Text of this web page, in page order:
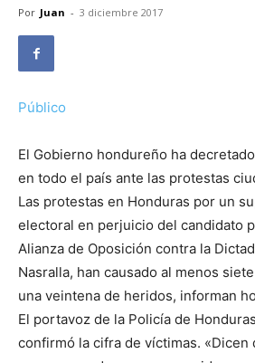
Por Juan - 3 diciembre 2017
Público
El Gobierno hondureño ha
en todo el país ante las protestas
Las protestas en Honduras por un
electoral en perjuicio del candidato
Alianza de Oposición contra la
Nasralla, han causado al menos
una veintena de heridos, informan
El portavoz de la Policía de
confirmó la cifra de víctimas. «Dicen